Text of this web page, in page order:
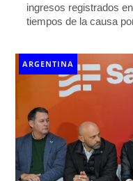
ingresos registrados
tiempos de la causa
ARGENTINA